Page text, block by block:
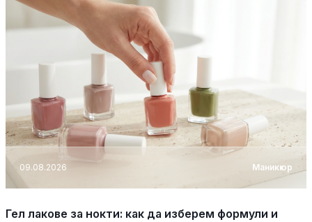
09.08.2026 Маникюр
Гел лакове за нокти: как да изберем формули и